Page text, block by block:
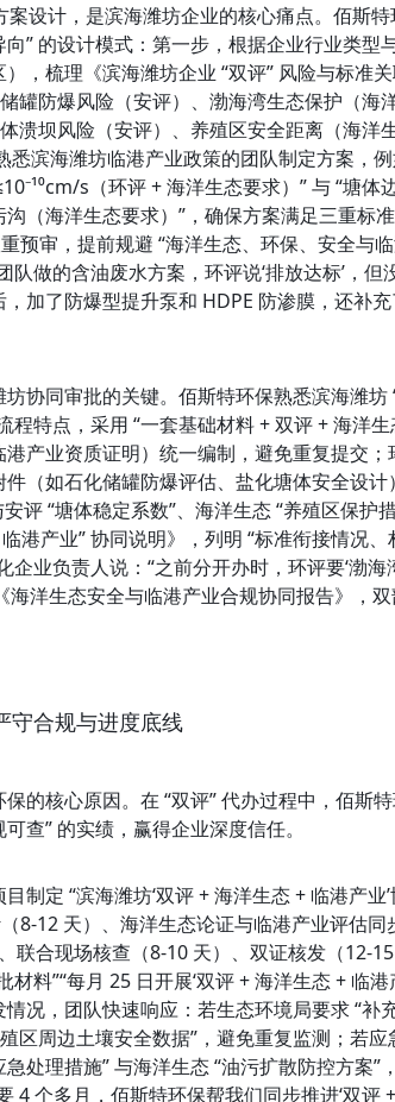
案设计，是滨海潍坊企业的核心痛点。佰斯
” 的设计模式：第一步，根据企业行业类型
，梳理《滨海潍坊企业 “双评” 风险与标
罐防爆风险（安评）、渤海湾生态保护（海
溃坝风险（安评）、养殖区安全距离（海洋
悉滨海潍坊临港产业政策的团队制定方案，
s（环评 + 海洋生态要求）” 与 “塘
（海洋生态要求）”，确保方案满足三重标
预审，提前规避 “海洋生态、环保、安全与
做的含油废水方案，环评说‘排放达标’，
加了防爆型提升泵和 HDPE 防渗膜，还补充
协同审批的关键。佰斯特环保熟悉滨海潍坊
程特点，采用 “一套基础材料 + 双评 + 海洋
产业资质证明）统一编制，避免重复提交
（如石化储罐防爆评估、盐化塘体安全设
评 “塘体稳定系数”、海洋生态 “养殖区保护
港产业” 协同说明》，列明 “标准衔接情况
业负责人说：“之前分开办时，环评要‘渤海
海洋生态安全与临港产业合规协同报告》，
守合规与进度底线
的核心原因。在 “双评” 代办过程中，佰斯
查” 的实绩，赢得企业深度信任。
制定 “滨海潍坊‘双评 + 海洋生态 + 临港产业
8-12 天）、海洋生态论证与临港产业评估
联合现场核查（8-10 天）、双证核发（12-
料”“每月 25 日开展‘双评 + 海洋生态 + 临
况，团队快速响应：若生态环境局要求 “补
区周边土壤安全数据”，避免重复监测；若
处理措施” 与海洋生态 “油污扩散防控方案
4 个多月，佰斯特环保帮我们同步推进‘双评